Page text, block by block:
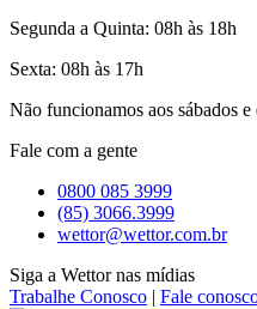
Segunda a Quinta: 08h às 18h
Sexta: 08h às 17h
Não funcionamos aos sábados e
Fale com a gente
0800 085 3999
(85) 3066.3999
wettor@wettor.com.br
Siga a Wettor nas mídias
Trabalhe Conosco | Fale